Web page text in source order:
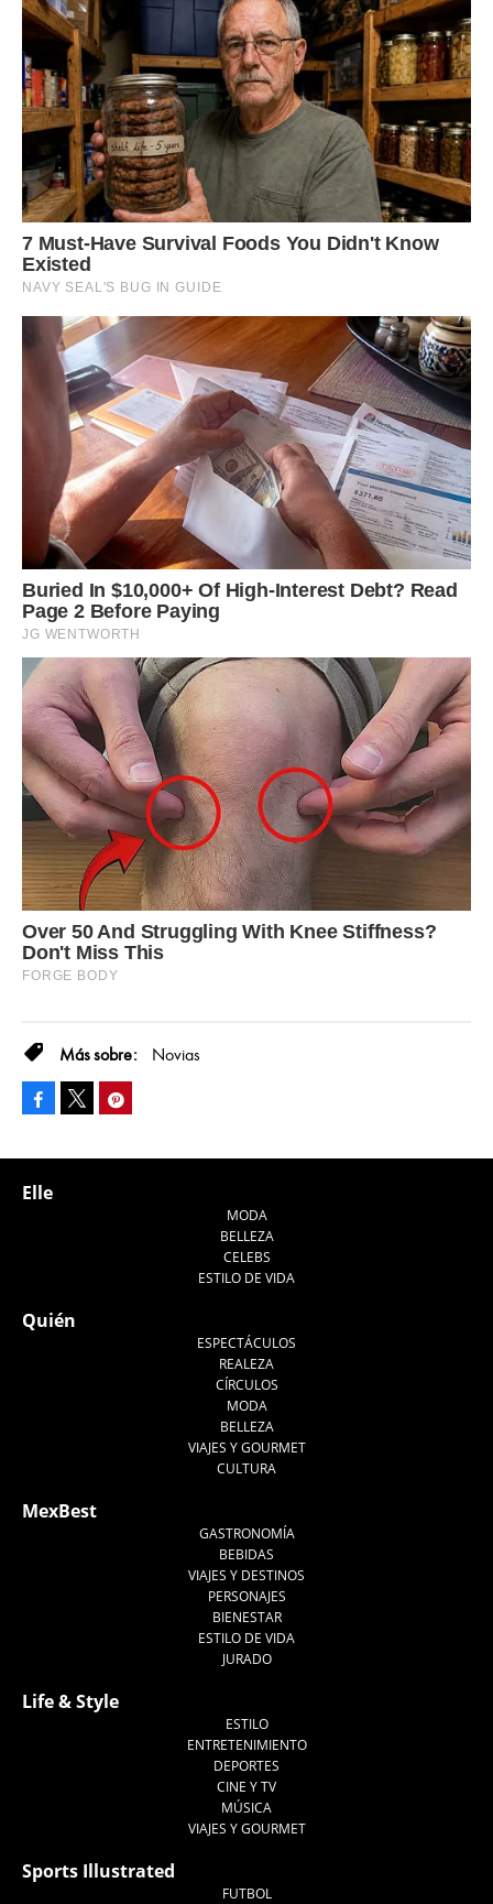
Novias
Facebook
Elle
MODA
BELLEZA
CELEBS
ESTILO DE VIDA
Quién
ESPECTÁCULOS
REALEZA
CÍRCULOS
MODA
BELLEZA
VIAJES Y GOURMET
CULTURA
MexBest
GASTRONOMÍA
BEBIDAS
VIAJES Y DESTINOS
PERSONAJES
BIENESTAR
ESTILO DE VIDA
JURADO
Life & Style
ESTILO
ENTRETENIMIENTO
DEPORTES
CINE Y TV
MÚSICA
VIAJES Y GOURMET
Sports Illustrated
FUTBOL